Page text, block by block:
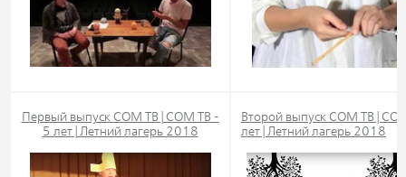
Первый выпуск СОМ ТВ | СОМ ТВ -
5 лет | Летний лагерь 2018
Второй выпуск СОМ ТВ |
лет | Летний лагерь 2018